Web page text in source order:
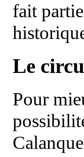
fait
Le
Pour